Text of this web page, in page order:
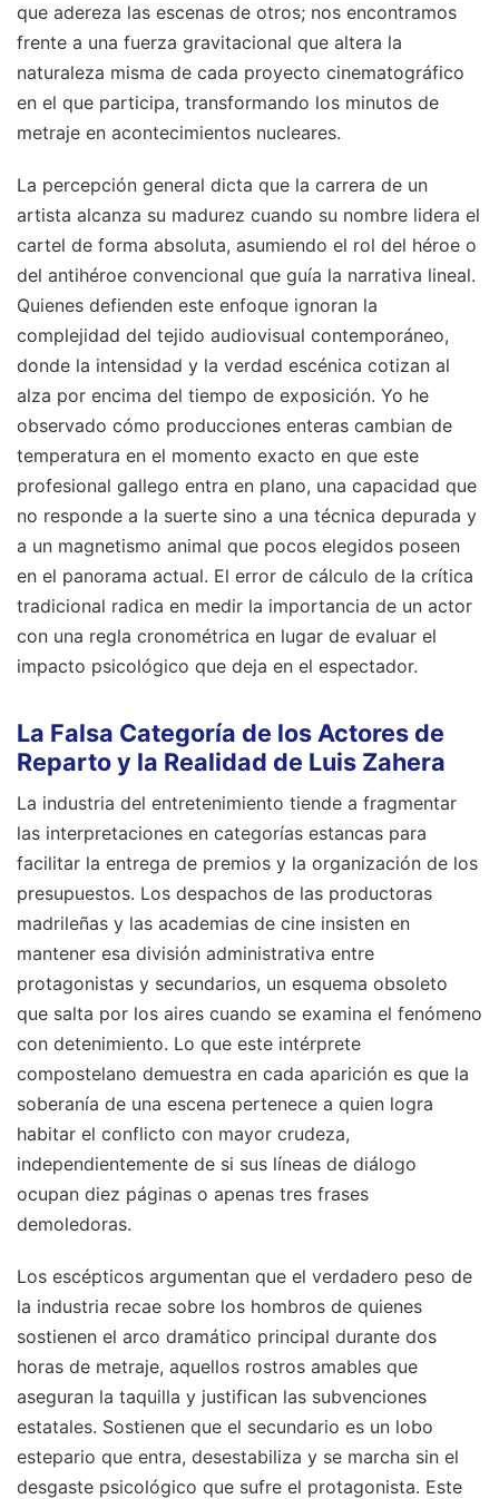
que adereza las escenas de otros; nos encontramos
frente a una fuerza gravitacional que altera la
naturaleza misma de cada proyecto cinematográfico
en el que participa, transformando los minutos de
metraje en acontecimientos nucleares.
La percepción general dicta que la carrera de un
artista alcanza su madurez cuando su nombre lidera el
cartel de forma absoluta, asumiendo el rol del héroe o
del antihéroe convencional que guía la narrativa lineal.
Quienes defienden este enfoque ignoran la
complejidad del tejido audiovisual contemporáneo,
donde la intensidad y la verdad escénica cotizan al
alza por encima del tiempo de exposición. Yo he
observado cómo producciones enteras cambian de
temperatura en el momento exacto en que este
profesional gallego entra en plano, una capacidad que
no responde a la suerte sino a una técnica depurada y
a un magnetismo animal que pocos elegidos poseen
en el panorama actual. El error de cálculo de la crítica
tradicional radica en medir la importancia de un actor
con una regla cronométrica en lugar de evaluar el
impacto psicológico que deja en el espectador.
La Falsa Categoría de los Actores de
Reparto y la Realidad de Luis Zahera
La industria del entretenimiento tiende a fragmentar
las interpretaciones en categorías estancas para
facilitar la entrega de premios y la organización de los
presupuestos. Los despachos de las productoras
madrileñas y las academias de cine insisten en
mantener esa división administrativa entre
protagonistas y secundarios, un esquema obsoleto
que salta por los aires cuando se examina el fenómeno
con detenimiento. Lo que este intérprete
compostelano demuestra en cada aparición es que la
soberanía de una escena pertenece a quien logra
habitar el conflicto con mayor crudeza,
independientemente de si sus líneas de diálogo
ocupan diez páginas o apenas tres frases
demoledoras.
Los escépticos argumentan que el verdadero peso de
la industria recae sobre los hombros de quienes
sostienen el arco dramático principal durante dos
horas de metraje, aquellos rostros amables que
aseguran la taquilla y justifican las subvenciones
estatales. Sostienen que el secundario es un lobo
estepario que entra, desestabiliza y se marcha sin el
desgaste psicológico que sufre el protagonista. Este